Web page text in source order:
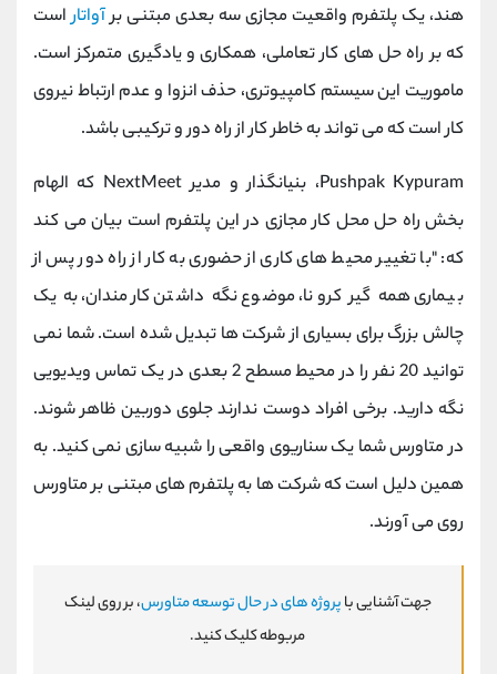
هند، یک پلتفرم واقعیت مجازی سه بعدی مبتنی برآواتاراست
که بر راه حل های کار تعاملی، همکاری و یادگیری متمرکز است.
ماموریت این سیستم کامپیوتری، حذف انزوا و عدم ارتباط نیروی
کار است که می تواند به خاطر کار از راه دور و ترکیبی باشد.
Pushpak Kypuram، بنیانگذار و مدیر NextMeet که الهام
بخش راه حل محل کار مجازی در این پلتفرم است بیان می کند
که: "با تغییر محیط های کاری از حضوری به کار از راه دور پس از
بیماری همه گیر کرونا، موضوع نگه داشتن کارمندان، به یک
چالش بزرگ برای بسیاری از شرکت ها تبدیل شده است. شما نمی
توانید 20 نفر را در محیط مسطح 2 بعدی در یک تماس ویدیویی
نگه دارید. برخی افراد دوست ندارند جلوی دوربین ظاهر شوند.
در متاورس شما یک سناریوی واقعی را شبیه سازی نمی کنید. به
همین دلیل است که شرکت ها به پلتفرم های مبتنی بر متاورس
روی می آورند.
جهت آشنایی باپروژه های در حال توسعه متاورس، بر روی لینک
مربوطه کلیک کنید.